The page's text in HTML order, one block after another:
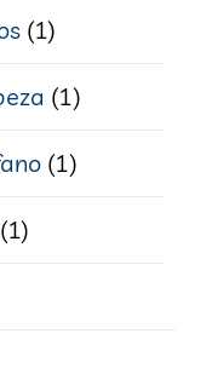
(1)
(1)
(1)
(1)